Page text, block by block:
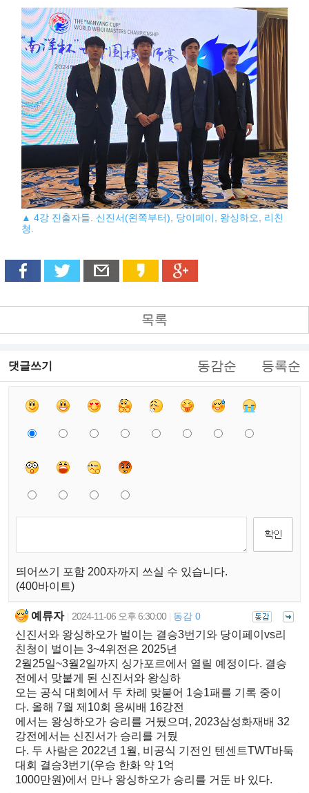
▲ 4강 진출자들. 신진서(왼쪽부터), 당이페이, 왕싱하오, 리친
청.
목록
댓글쓰기 동감순 등록순
띄어쓰기 포함 200자까지 쓰실 수 있습니다.
(400바이트)
예류자 2024-11-06 오후 6:30:00 동감 0
신진서와 왕싱하오가 벌이는 결승3번기와 당이페이vs리
친청이 벌이는 3~4위전은 2025년
2월25일~3월2일까지 싱가포르에서 열릴 예정이다. 결승
전에서 맞붙게 된 신진서와 왕싱하
오는 공식 대회에서 두 차례 맞붙어 1승1패를 기록 중이
다. 올해 7월 제10회 응씨배 16강전
에서는 왕싱하오가 승리를 거뒀으며, 2023삼성화재배 32
강전에서는 신진서가 승리를 거뒀
다. 두 사람은 2022년 1월, 비공식 기전인 텐센트TWT바둑
대회 결승3번기(우승 한화 약 1억
1000만원)에서 만나 왕싱하오가 승리를 거둔 바 있다.